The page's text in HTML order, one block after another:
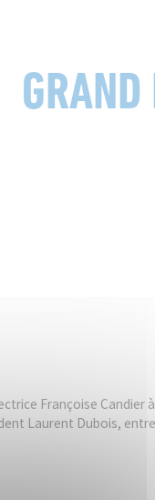
Françoise Candier à
Laurent Dubois,